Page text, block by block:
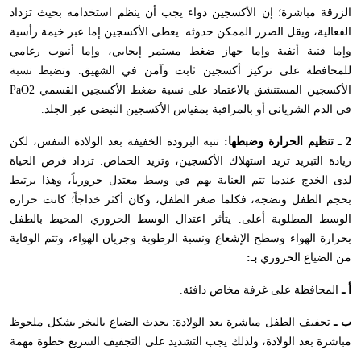
الزرقة مباشرة؛ إن الأكسجين دواء يجب أن ينظم استخدامه بحيث تزداد
الفعالية، ويقل الضرر الممكن حدوثه. يعطى الأكسجين إما عبر خيمة رأسية
وإما قنية أنفية وإما جهاز ضغط مستمر إيجابي، وإما أنبوب رغامي
للمحافظة على تركيز أكسجين ثابت وآمن في الشهيق. وتضبط نسبة
الأكسجين المستنشق بالاعتماد على نسبة ضغط الأكسجين القسمي PaO2
في الدم الشرياني أو بالمراقبة بمقياس الأكسجين النبضي عبر الجلد.
2 ـ تنظيم الحرارة وضبطها:
تنبه البرودة الخفيفة بعد الولادة التنفس، لكن
زيادة التبريد تزيد استهلاك الأكسجين، وتزيد الحماض. تزداد فرص الحياة
لدى الخدج عندما تتم العناية بهم في وسط معتدل حرورياً، وهذا يرتبط
بحجم الطفل ونضجه، فكلما صغر الطفل، وكان أكثر خداجاً؛ كانت حرارة
الوسط المطلوبة أعلى. يتأثر اعتدال الوسط الحروري المحيط بالطفل
بحرارة الهواء وسطح الإشعاع ونسبة الرطوبة وجريان الهواء، وتتم الوقاية
من الضياع الحروري بـ:
أ ـ المحافظة على غرفة مخاض دافئة.
ب ـتجفيف الطفل مباشرة بعد الولادة: يحدث الضياع بالبخر بشكل ملحوظ
مباشرة بعد الولادة، ولذلك يجب التشديد على التجفيف السريع خطوة مهمة